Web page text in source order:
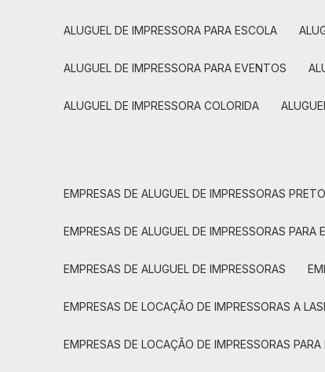
ALUGUEL DE IMPRESSORA PARA ESCOLA
ALUGUEL DE IMPRESSORA PARA EVENTOS
ALUGUEL DE IMPRESSORA COLORIDA
EMPRESAS DE ALUGUEL DE IMPRESSORAS
EMPRESAS DE ALUGUEL DE IMPRESSORAS PARA
EMPRESAS DE ALUGUEL DE IMPRESSORAS
EMPRESAS DE LOCAÇÃO DE IMPRESSORAS A
EMPRESAS DE LOCAÇÃO DE IMPRESSORAS